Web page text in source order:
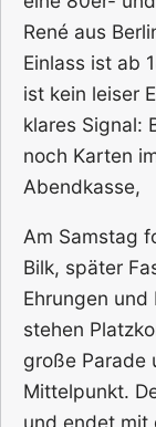
René aus
Einlass ist ab
ist kein leiser
klares Signal:
noch Karten
Abendkasse,
Am Samstag
Bilk, später
Ehrungen
stehen
große Parade
Mittelpunkt.
und endet mit